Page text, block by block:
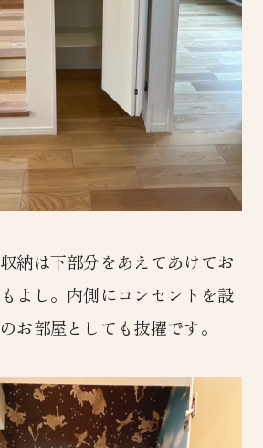
納は下部分をあえてあけてお
よし。内側にコンセントを設
お部屋としても抜擢です。